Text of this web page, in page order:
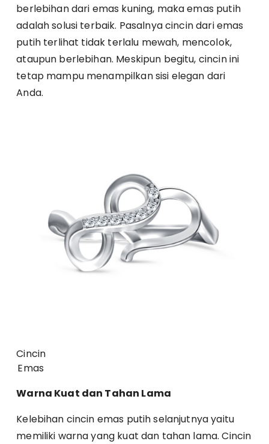
berlebihan dari emas kuning, maka emas putih
adalah solusi terbaik. Pasalnya cincin dari emas
putih terlihat tidak terlalu mewah, mencolok,
ataupun berlebihan. Meskipun begitu, cincin ini
tetap mampu menampilkan sisi elegan dari
Anda.
Cincin
Emas
Warna Kuat dan Tahan Lama
Kelebihan cincin emas putih selanjutnya yaitu
memiliki warna yang kuat dan tahan lama. Cincin